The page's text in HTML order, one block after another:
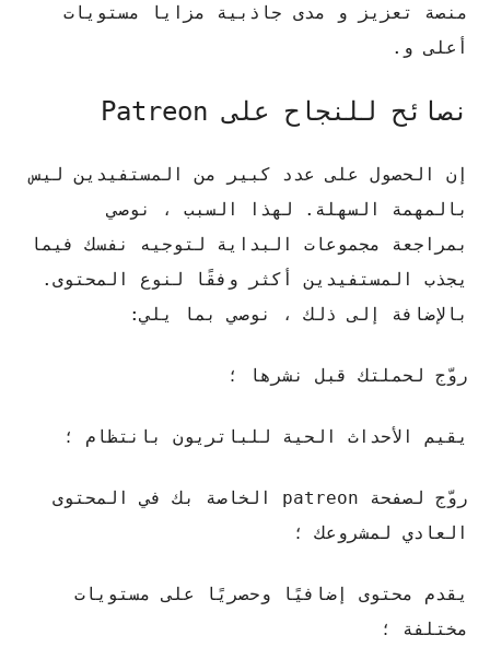
منصة تعزيز و مدى جاذبية مزايا مستويات
أعلى و.
نصائح للنجاح على Patreon
إن الحصول على عدد كبير من المستفيدين ليس
بالمهمة السهلة. لهذا السبب ، نوصي
بمراجعة مجموعات البداية لتوجيه نفسك فيما
يجذب المستفيدين أكثر وفقًا لنوع المحتوى.
بالإضافة إلى ذلك ، نوصي بما يلي:
روّج لحملتك قبل نشرها ؛
يقيم الأحداث الحية للباتريون بانتظام ؛
روّج لصفحة patreon الخاصة بك في المحتوى
العادي لمشروعك ؛
يقدم محتوى إضافيًا وحصريًا على مستويات
مختلفة ؛